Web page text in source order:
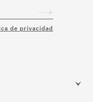
de privacidad